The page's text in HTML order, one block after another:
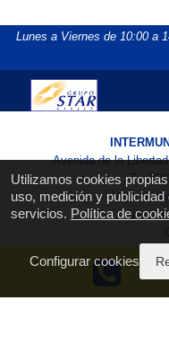
Utilizamos cookies
uso, medición y
servicios. Política de
Configurar cookies
Lunes a Viernes de 10:00 a
Avenida de la
T.:
https://